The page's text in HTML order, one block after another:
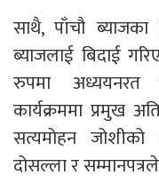
साथै, पाँचौ ब्याजका
ब्याजलाई बिदाई
रुपमा अध्ययनरत
कार्यक्रममा प्रमुख
सत्यमोहन
दोसल्ला र